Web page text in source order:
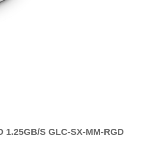
1.25GB/S GLC-SX-MM-RGD